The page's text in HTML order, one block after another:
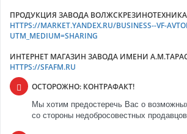
ПРОДУКЦИЯ ЗАВОДА
HTTPS://MARKET.YANDEX.RU/BUSINESS--VF-
UTM_MEDIUM=SHARING
ИНТЕРНЕТ МАГАЗИН ЗАВОДА ИМЕНИ
HTTPS://SFAFM.RU
ОСТОРОЖНО: КОНТРАФАКТ!
Мы хотим предостеречь Вас о
со стороны недобросовестных